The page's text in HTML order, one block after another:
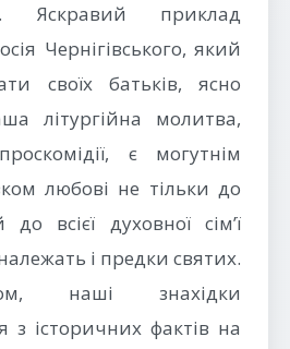
Яскравий приклад
Чернігівського, який
своїх батьків, ясно
літургійна молитва,
є могутнім
любові не тільки до
всієї духовної сім’ї
і предки святих.
наші знахідки
з історичних фактів на